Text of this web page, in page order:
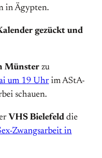
in Ägypten.
gezückt und
Münster zu
um 19 Uhr im AStA-
schauen.
VHS Bielefeld die
Zwangsarbeit in